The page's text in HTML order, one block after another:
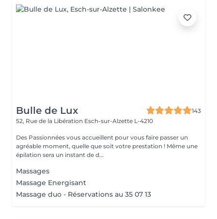
Bulle de Lux
143
52, Rue de la Libération Esch-sur-Alzette L-4210
Des Passionnées vous accueillent pour vous faire passer un
agréable moment, quelle que soit votre prestation ! Même une
épilation sera un instant de d...
Massages
Massage Energisant
Massage duo - Réservations au 35 07 13